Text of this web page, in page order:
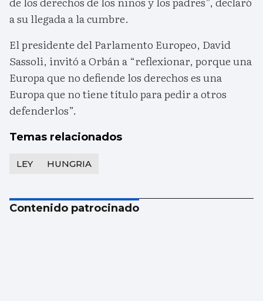
a su llegada a la cumbre.
El presidente del Parlamento Europeo, David
Sassoli, invitó a Orbán a “reflexionar, porque una
Europa que no defiende los derechos es una
Europa que no tiene título para pedir a otros
defenderlos”.
Temas relacionados
LEY HUNGRIA
Contenido patrocinado